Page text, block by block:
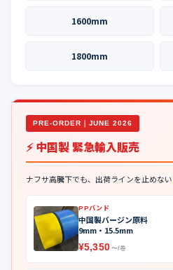
1600mm
1800mm
PRE-ORDER｜JUNE 2026
⚡ 中国製 緊急輸入販売
ナフサ高騰下でも、出荷ラインを止めない
PPバンド
中国製バージン原料
9mm・15.5mm
¥5,350 〜/巻